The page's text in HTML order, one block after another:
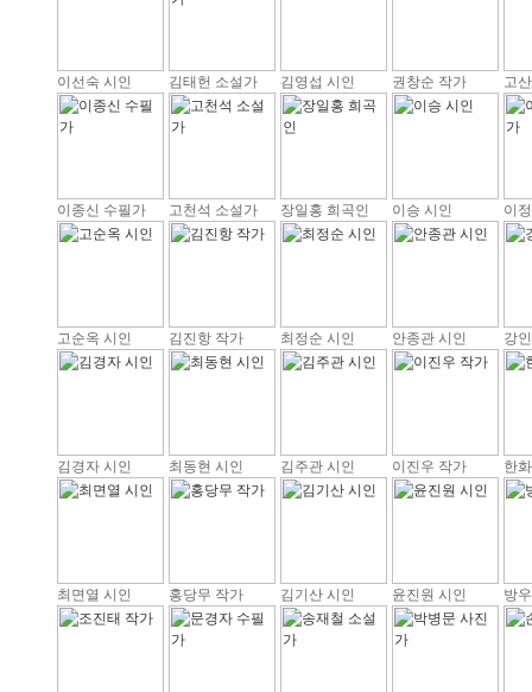
이선숙 시인 김태헌 소설가 김영섭 시인 권창순 작가 고
이종신 수필가 고천석 소설가 장일홍 희곡인 이승 시인 이
고순옥 시인 김진항 작가 최정순 시인 안종관 시인 강
김경자 시인 최동현 시인 김주관 시인 이진우 작가 한
최면열 시인 홍당무 작가 김기산 시인 윤진원 시인 방